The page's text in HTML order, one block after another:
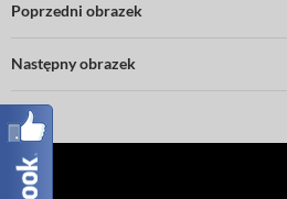
Poprzedni obrazek
Następny obrazek